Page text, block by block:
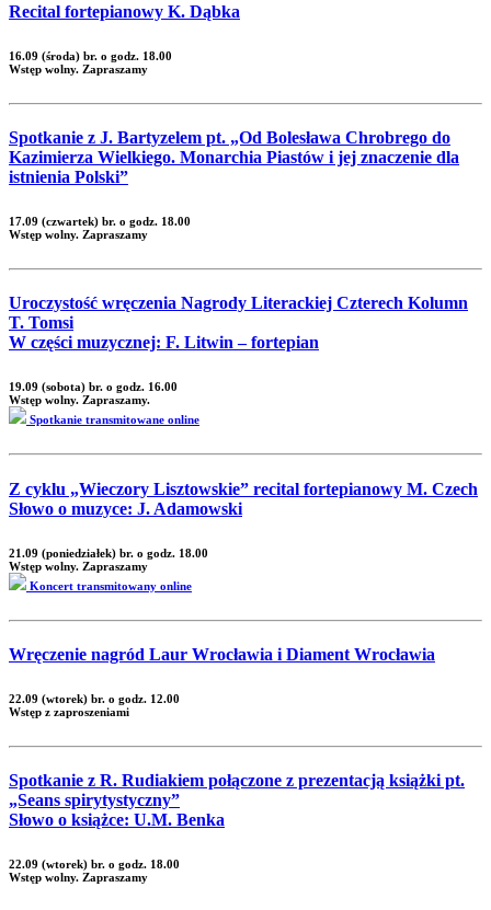
Recital fortepianowy K. Dąbka
16.09 (środa) br. o godz. 18.00
Wstęp wolny. Zapraszamy
Spotkanie z J. Bartyzelem pt. „Od Bolesława Chrobrego do
Kazimierza Wielkiego. Monarchia Piastów i jej znaczenie dla
istnienia Polski”
17.09 (czwartek) br. o godz. 18.00
Wstęp wolny. Zapraszamy
Uroczystość wręczenia Nagrody Literackiej Czterech Kolumn
T. Tomsi
W części muzycznej: F. Litwin – fortepian
19.09 (sobota) br. o godz. 16.00
Wstęp wolny. Zapraszamy.
Spotkanie transmitowane online
Z cyklu „Wieczory Lisztowskie” recital fortepianowy M. Czech
Słowo o muzyce: J. Adamowski
21.09 (poniedziałek) br. o godz. 18.00
Wstęp wolny. Zapraszamy
Koncert transmitowany online
Wręczenie nagród Laur Wrocławia i Diament Wrocławia
22.09 (wtorek) br. o godz. 12.00
Wstęp z zaproszeniami
Spotkanie z R. Rudiakiem połączone z prezentacją książki pt.
„Seans spirytystyczny”
Słowo o książce: U.M. Benka
22.09 (wtorek) br. o godz. 18.00
Wstęp wolny. Zapraszamy